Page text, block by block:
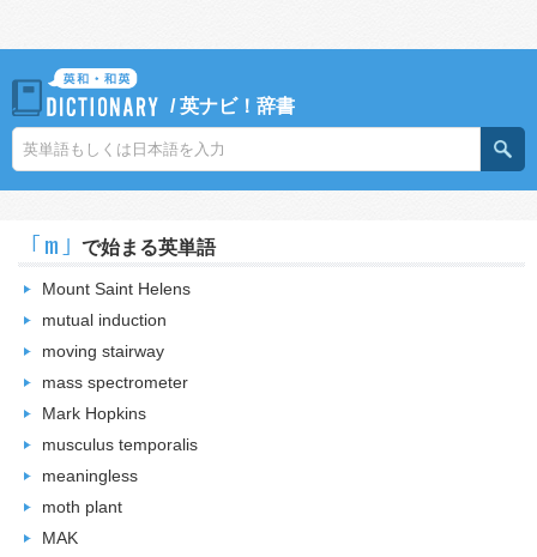
/英ナビ！辞書
｢m｣ で始まる英単語
Mount Saint Helens
mutual induction
moving stairway
mass spectrometer
Mark Hopkins
musculus temporalis
meaningless
moth plant
MAK